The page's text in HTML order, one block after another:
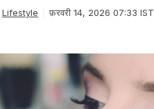
Lifestyle फ़रवरी 14, 2026 07:33 IST